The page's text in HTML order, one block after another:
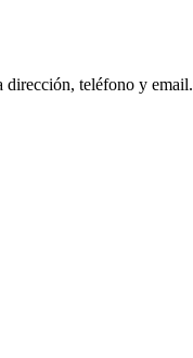
dirección, teléfono y email.